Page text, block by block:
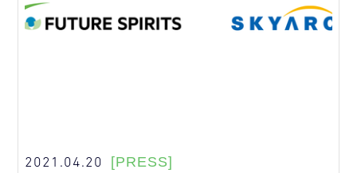
2021.04.20 [PRESS]